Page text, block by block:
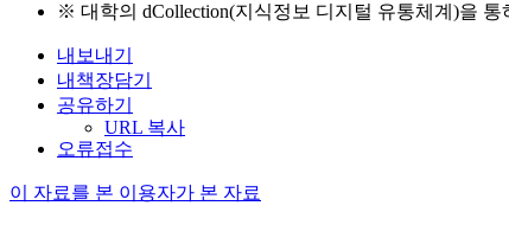
※ 대학의 dCollection(지식정보 디지털 유통체계)을
내보내기
내책장담기
공유하기
URL 복사
오류접수
이 자료를 본 이용자가 본 자료